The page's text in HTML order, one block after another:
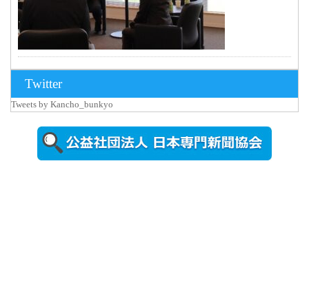
ォトスポッ
ト （8...
Twitter
Tweets by Kancho_bunkyo